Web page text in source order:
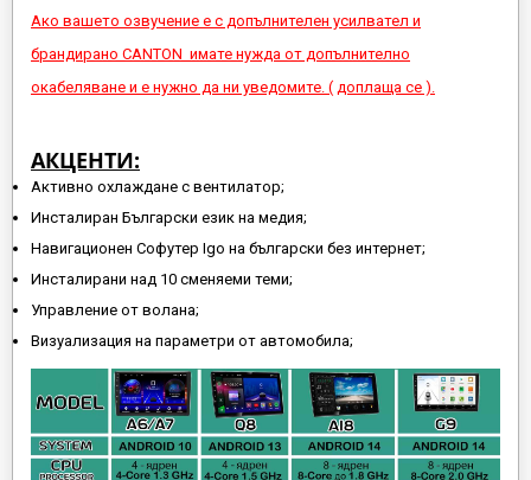
Ако вашето озвучение е с допълнителен усилвател и
брандирано CANTON имате нужда от допълнително
окабеляване и е нужно да ни уведомите. ( доплаща се ).
АКЦЕНТИ:
Активно охлаждане с вентилатор;
Инсталиран Български език на медия;
Навигационен Софутер Igo на български без интернет;
Инсталирани над 10 сменяеми теми;
Управление от волана;
Визуализация на параметри от автомобила;